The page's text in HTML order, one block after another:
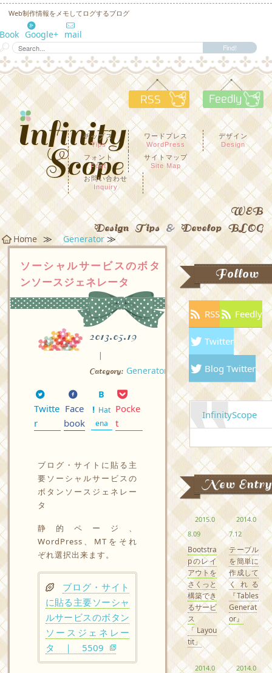
Web制作情報をメモしてログするブログ
Google+ mail
RSS
チップス
Tips
ワードプレス
WordPress
デザイン
Design
フォント
Font
サイトマップ
Site Map
お問い合わせ
Inquiry
WEB
Design Tips & Develop BLOG
Home ≫ Generator≫
ソーシャルサービスのボタ
ンソースジェネレータ
2013.05.19
Category: Generator
Twitte
r
Face
book
Hat
ena
Pocke
t
ブログ・サイトに貼る主
要ソーシャルサービスの
ボタンソースジェネレー
タ
静的ページ、
WordPress、MTをそれ
ぞれ選択出来ます。
ブログ・サイト
に貼る主要ソーシャ
ルサービスのボタン
ソースジェネレー
タ ｜ 5509
Follow
RSS Feedly
Twitter
Blog Twitter
InfinityScope
New Entry
2015.0
8.09
Bootstra
pのレイ
アウトを
さくっと
構築でき
るサービ
ス
「Layou
tit」
2014.0
7.12
テーブル
を簡単に
作成して
くれる
『Tables
Generat
or』
2014.0
2014.0